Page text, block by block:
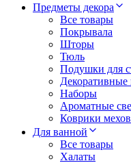
Предметы декора
Все товары
Покрывала
Шторы
Тюль
Подушки для
Наборы
Ароматные
Коврики
Для ванной
Все товары
Халаты